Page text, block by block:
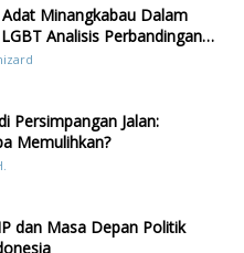
Minangkabau Dalam
Analisis Perbandingan
Persimpangan Jalan:
Memulihkan?
dan Masa Depan Politik